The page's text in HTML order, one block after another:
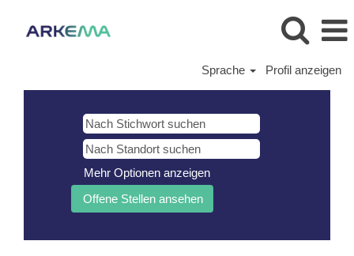
Sprache Profil anzeigen
Mehr Optionen anzeigen